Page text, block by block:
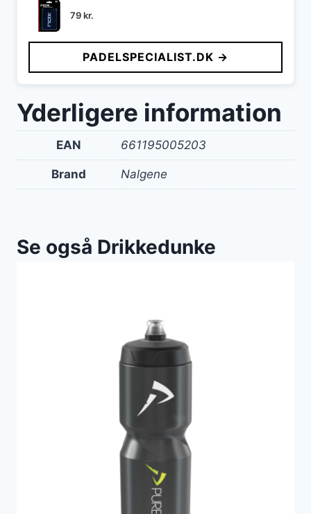
79kr.
PADELSPECIALIST.DK →
Yderligere information
EAN 661195005203
Brand Nalgene
Se også Drikkedunke